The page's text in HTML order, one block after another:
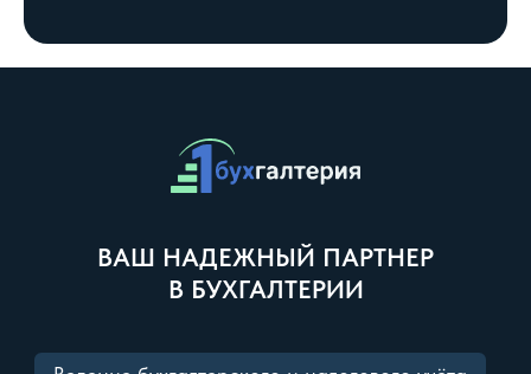
ВАШ НАДЕЖНЫЙ ПАРТНЕР
В БУХГАЛТЕРИИ